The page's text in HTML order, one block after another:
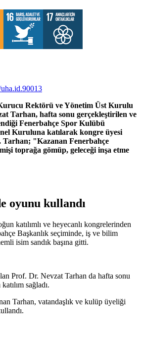
Rektörü ve Yönetim Üst Kurulu
Tarhan, hafta sonu gerçekleştirilen ve
Fenerbahçe Spor Kulübü
Kuruluna katılarak kongre üyesi
Tarhan; "Kazanan Fenerbahçe
toprağa gömüp, geleceği inşa etme
oyunu kullandı
katılımlı ve heyecanlı kongrelerinden
Başkanlık seçiminde, iş ve bilim
isim sandık başına gitti.
Prof. Dr. Nevzat Tarhan da hafta sonu
sağladı.
Tarhan, vatandaşlık ve kulüp üyeliği